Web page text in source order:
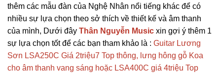
thêm các mẫu đàn của Nghệ Nhân nổi tiếng khác để có
nhiều sự lựa chọn theo sở thích về thiết kế và âm thanh
của mình, Dưới đây Thân Nguyễn Music xin gợi ý thêm 1
sự lựa chọn tốt để các bạn tham khảo là : Guitar Lương
Sơn LSA250C Giá 2triệu7 Top thông, lưng hông gỗ Koa
cho âm thanh vang sáng hoặc LSA400C giá 4triệu Top